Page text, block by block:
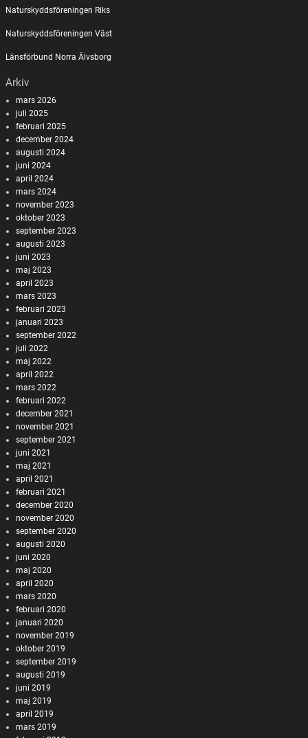
Naturskyddsföreningen Riks
Naturskyddsföreningen Väst
Länsförbund Norra Älvsborg
Arkiv
mars 2026
juli 2025
februari 2025
december 2024
augusti 2024
juni 2024
april 2024
mars 2024
november 2023
oktober 2023
september 2023
augusti 2023
juni 2023
maj 2023
april 2023
mars 2023
februari 2023
januari 2023
september 2022
juli 2022
maj 2022
april 2022
mars 2022
februari 2022
december 2021
november 2021
september 2021
juni 2021
maj 2021
april 2021
februari 2021
december 2020
november 2020
september 2020
augusti 2020
juni 2020
maj 2020
april 2020
mars 2020
februari 2020
januari 2020
november 2019
oktober 2019
september 2019
augusti 2019
juni 2019
maj 2019
april 2019
mars 2019